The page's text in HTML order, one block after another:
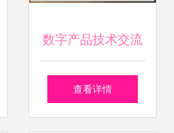
数字产品技术交流
网站 技术交流的新
查看详情